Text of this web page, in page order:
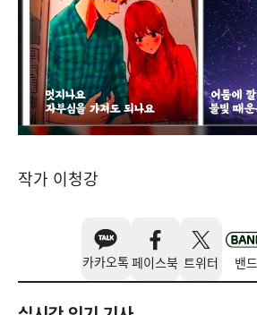
작가 이청강
카카오톡 페이스북 트위터 밴드